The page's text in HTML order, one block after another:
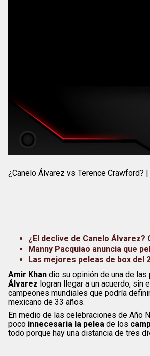
¿Canelo Álvarez vs Terence Crawford?
¿El declive de Canelo Álvarez?
Manny Pacquiao anuncia que
Las mejores peleas de box del
Amir Khan dio su opinión de una de
Álvarez logran llegar a un acuerdo, sin
campeones mundiales que podría
mexicano de 33 años.
En medio de las celebraciones de Año
poco innecesaria la pelea de los
todo porque hay una distancia de tres